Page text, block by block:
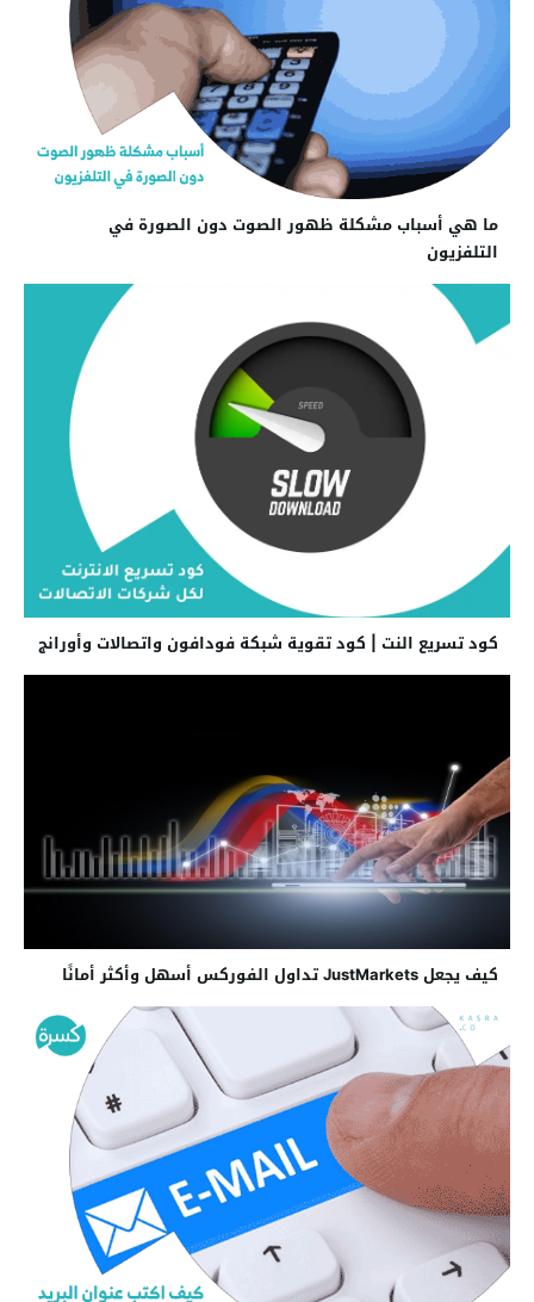
ما هي أسباب مشكلة ظهور الصوت دون الصورة في
التلفزيون
كود تسريع النت | كود تقوية شبكة فودافون واتصالات وأورانج
كيف يجعل JustMarkets تداول الفوركس أسهل وأكثر أمانًا